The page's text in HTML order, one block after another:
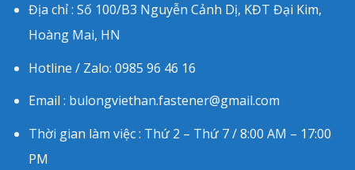
Địa chỉ : Số 100/B3 Nguyễn Cảnh Dị, KĐT Đại Kim,
Hoàng Mai, HN
Hotline / Zalo: 0985 96 46 16
Email : bulongviethan.fastener@gmail.com
Thời gian làm việc : Thứ 2 – Thứ 7 / 8:00 AM – 17:00
PM